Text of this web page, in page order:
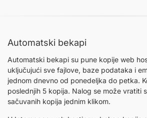
Automatski bekapi
Automatski bekapi su pune kopije web
uključujući sve fajlove, baze podataka i
jednom dnevno od ponedeljka do petka.
poslednjih 5 kopija. Nalog se može vratiti
sačuvanih kopija jednim klikom.